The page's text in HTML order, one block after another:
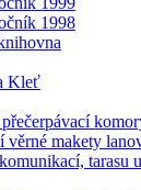
1998
Kleť
věrné makety
tarasu